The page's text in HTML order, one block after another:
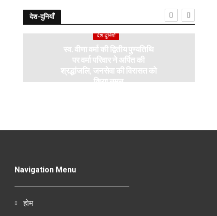
देश-दुनियाँ
देश-दुनियाँ
स्व. वीणा वर्मा की द्वितीय पुण्यतिथि
पर वर्मा परिवार ने अर्पित की
श्रद्धांजलि, जनसेवा की विरासत को
किया नमन
Navigation Menu
होम